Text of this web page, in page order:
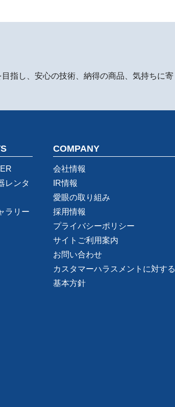
指し、安心の技術、納得の商品、気持ちに寄
レンタ
ラリー
COMPANY
会社情報
IR情報
愛眼の取り組み
採用情報
プライバシーポリシー
サイトご利用案内
お問い合わせ
カスタマーハラスメントに対する
基本方針